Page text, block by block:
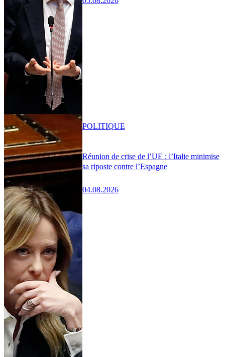
Réunion de crise de l’UE : l’Italie minimise
sa riposte contre l’Espagne
04.08.2026
POLITIQUE